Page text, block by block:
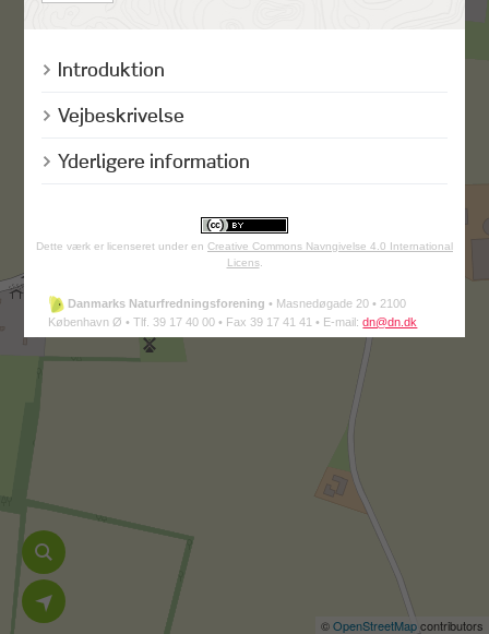
©OpenStreetMapcontributors
Introduktion
Vejbeskrivelse
Yderligere information
Dette værk er licenseret under en Creative Commons Navngivelse 4.0 International
Licens.
Danmarks Naturfredningsforening • Masnedøgade 20 • 2100
København Ø • Tlf. 39 17 40 00 • Fax 39 17 41 41 • E-mail:dn@dn.dk